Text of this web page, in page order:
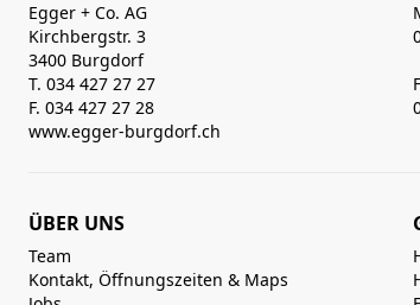
Egger + Co. AG
Kirchbergstr. 3
3400 Burgdorf
T. 034 427 27 27
F. 034 427 27 28
www.egger-burgdorf.ch
ÜBER UNS
Team
Kontakt, Öffnungszeiten & Maps